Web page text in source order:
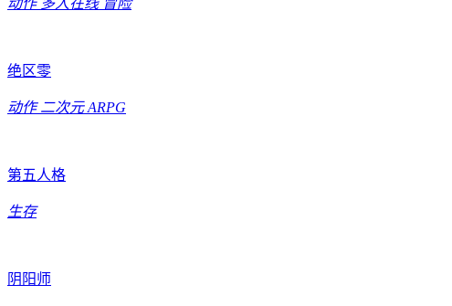
绝区零
动作 二次元 ARPG
第五人格
生存
阴阳师